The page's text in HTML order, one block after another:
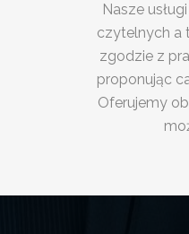
Nasze
czytelnych a
zgodzie z
proponując
Oferujemy